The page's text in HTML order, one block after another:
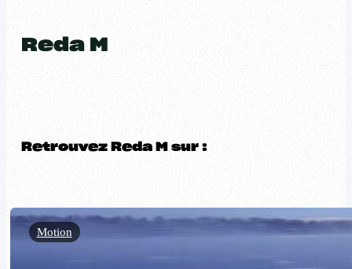
Reda M
Retrouvez Reda M sur :
Motion